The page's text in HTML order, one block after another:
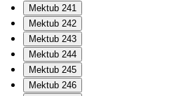
Mektub 241
Mektub 242
Mektub 243
Mektub 244
Mektub 245
Mektub 246